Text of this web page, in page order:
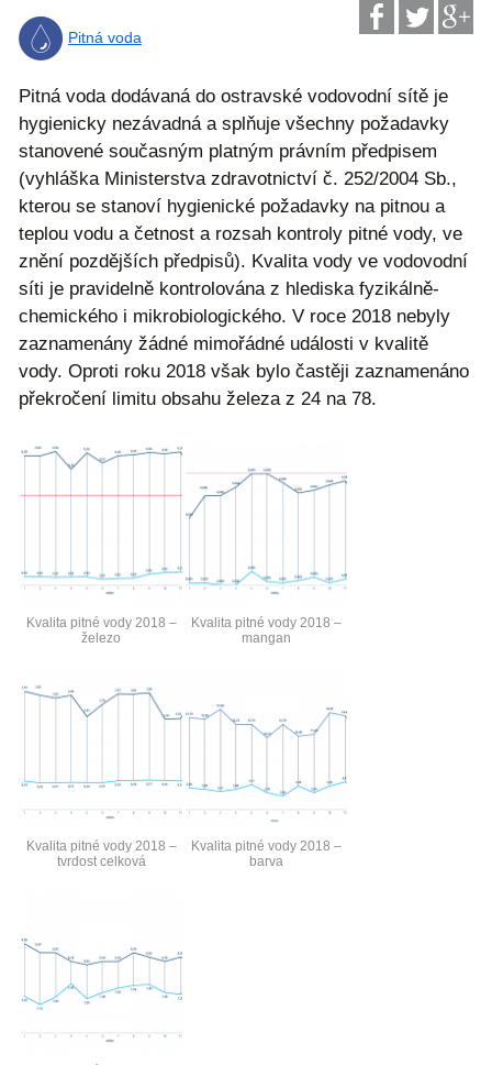
Pitná voda
Pitná voda dodávaná do ostravské vodovodní sítě je
hygienicky nezávadná a splňuje všechny požadavky
stanovené současným platným právním předpisem
(vyhláška Ministerstva zdravotnictví č. 252/2004 Sb.,
kterou se stanoví hygienické požadavky na pitnou a
teplou vodu a četnost a rozsah kontroly pitné vody, ve
znění pozdějších předpisů). Kvalita vody ve vodovodní
síti je pravidelně kontrolována z hlediska fyzikálně-
chemického i mikrobiologického. V roce 2018 nebyly
zaznamenány žádné mimořádné události v kvalitě
vody. Oproti roku 2018 však bylo častěji zaznamenáno
překročení limitu obsahu železa z 24 na 78.
Kvalita pitné vody 2018 –
železo
Kvalita pitné vody 2018 –
mangan
Kvalita pitné vody 2018 –
tvrdost celková
Kvalita pitné vody 2018 –
barva